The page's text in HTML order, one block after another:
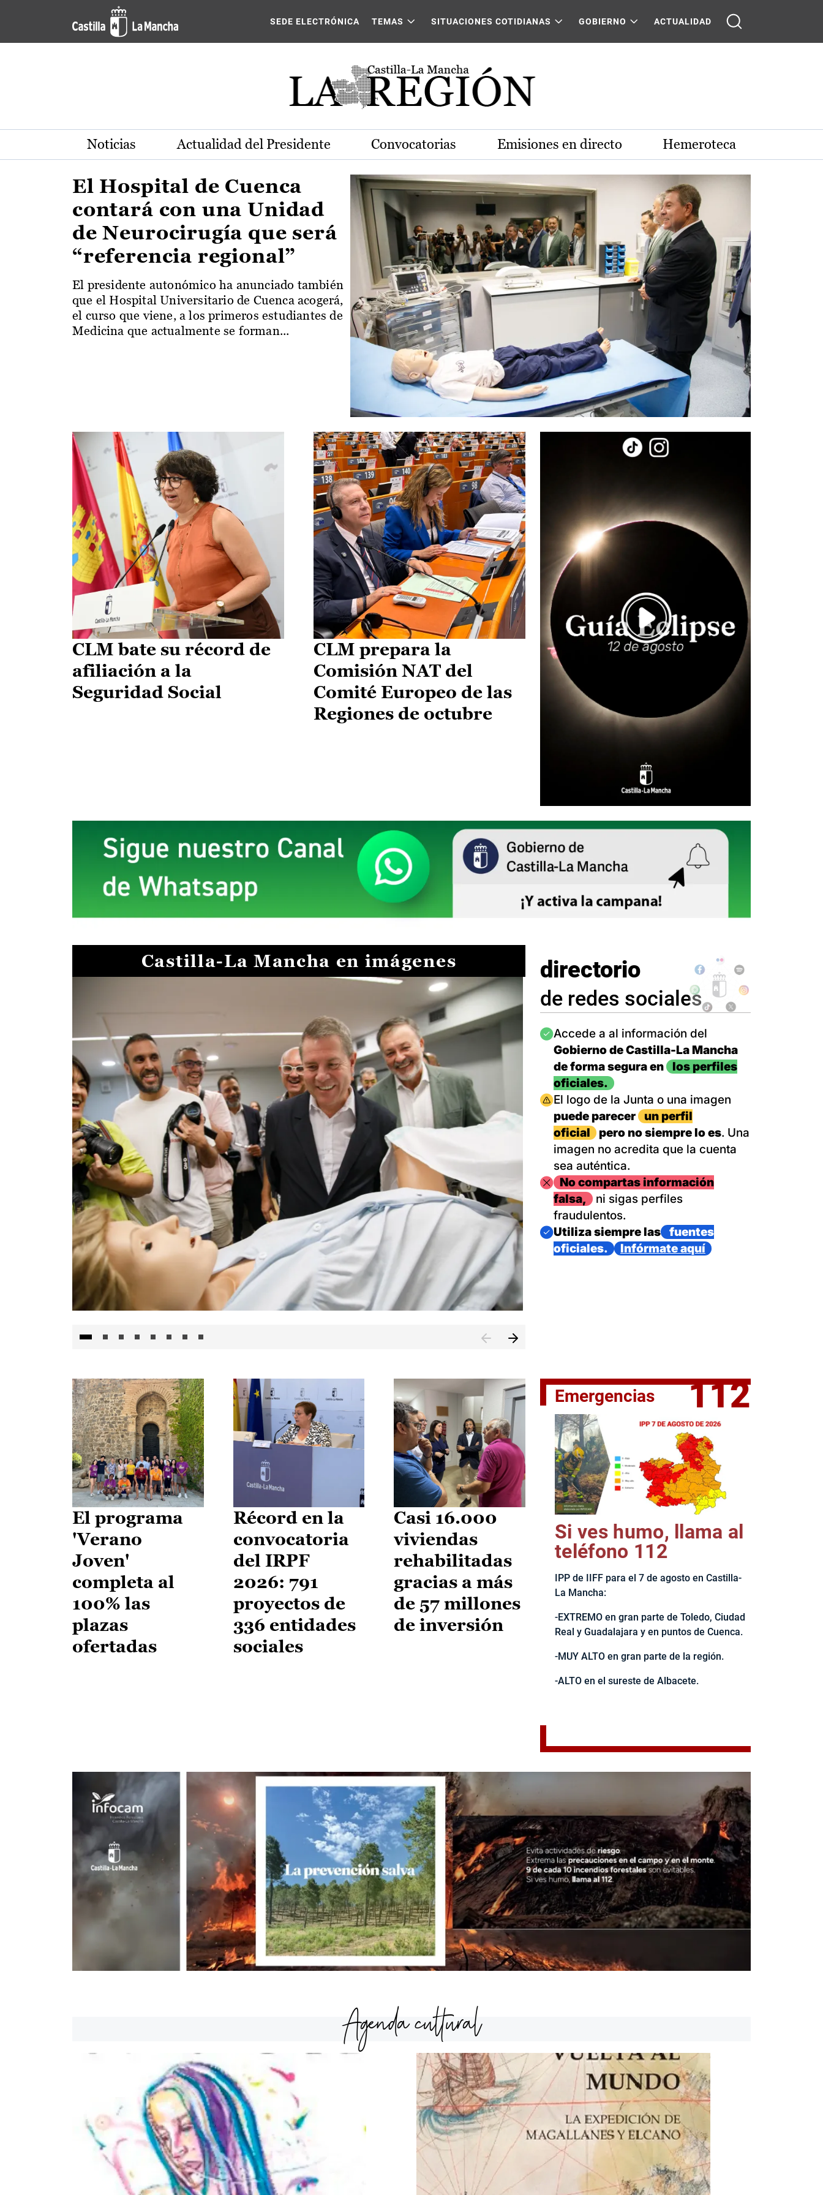
Pasar al contenido principal
Actualidad de la región de Castilla-La Mancha
SEDE ELECTRÓNICA TEMAS SITUACIONES COTIDIANAS GOBIERNO ACTUALIDAD
Noticias Actualidad del Presidente Convocatorias Emisiones en directo Hemeroteca
El Hospital de Cuenca
contará con una Unidad
de Neurocirugía que será
“referencia regional”
El presidente autonómico ha anunciado también
que el Hospital Universitario de Cuenca acogerá,
el curso que viene, a los primeros estudiantes de
Medicina que actualmente se forman...
CLM bate su récord de
afiliación a la
Seguridad Social
CLM prepara la
Comisión NAT del
Comité Europeo de las
Regiones de octubre
Castilla-La Mancha en imágenes
El jefe del Ejecutivo castellanomanchego, Emiliano García-
directorio
de redes sociales
Imagen
Accede a al información del
Gobierno de Castilla-La Mancha
de forma segura en
los perfiles
oficiales.
Imagen
El logo de la Junta o una imagen
puede parecer
un perfil
oficial
pero no siempre lo es. Una
imagen no acredita que la cuenta
sea auténtica.
ImagenNo compartas información
falsa,
ni sigas perfiles
fraudulentos.
Imagen
Utiliza siempre las
fuentes
oficiales.
Infórmate aquí
El programa
'Verano
Joven'
completa al
100% las
plazas
ofertadas
Récord en la
convocatoria
del IRPF
2026: 791
proyectos de
336 entidades
sociales
Casi 16.000
viviendas
rehabilitadas
gracias a más
de 57 millones
de inversión
Emergencias 112
Si ves humo, llama al
teléfono 112
IPP de IIFF para el 7 de agosto en Castilla-
La Mancha:
-EXTREMO en gran parte de Toledo, Ciudad
Real y Guadalajara y en puntos de Cuenca.
-MUY ALTO en gran parte de la región.
-ALTO en el sureste de Albacete.
Agenda cultural